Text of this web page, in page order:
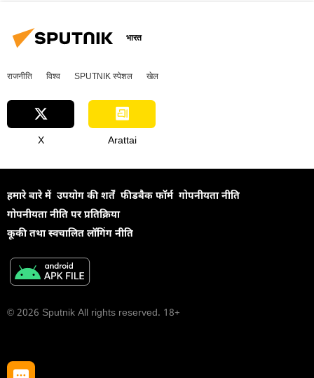
भारत
राजनीति विश्व SPUTNIK स्पेशल खेल
X Arattai
हमारे बारे में उपयोग की शर्तें फीडबैक फॉर्म गोपनीयता नीति
गोपनीयता नीति पर प्रतिक्रिया
कूकी तथा स्वचालित लॉगिंग नीति
© 2026 Sputnik All rights reserved. 18+